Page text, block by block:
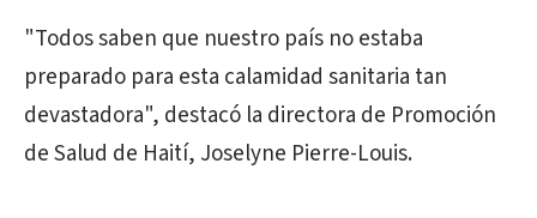
"Todos saben que nuestro país no estaba
preparado para esta calamidad sanitaria tan
devastadora", destacó la directora de Promoción
de Salud de Haití, Joselyne Pierre-Louis.